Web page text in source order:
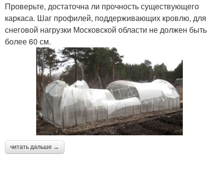
Проверьте, достаточна ли прочность существующего
каркаса. Шаг профилей, поддерживающих кровлю, для
снеговой нагрузки Московской области не должен быть
более 60 см.
читать дальше →